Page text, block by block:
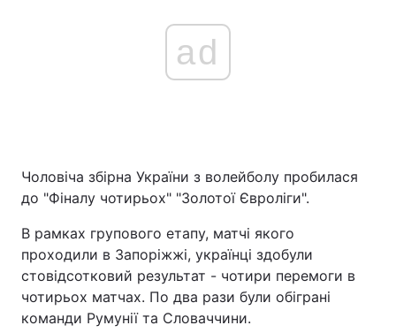
ad
Чоловіча збірна України з волейболу пробилася
до "Фіналу чотирьох" "Золотої Євроліги".
В рамках групового етапу, матчі якого
проходили в Запоріжжі, українці здобули
стовідсотковий результат - чотири перемоги в
чотирьох матчах. По два рази були обіграні
команди Румунії та Словаччини.